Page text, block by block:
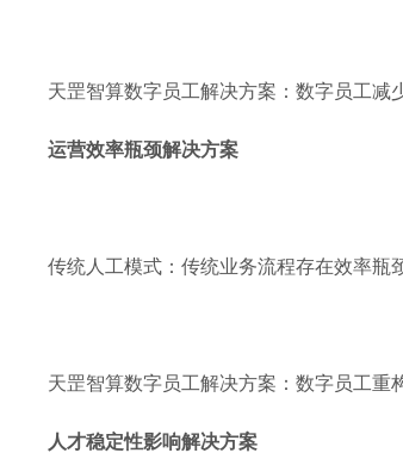
天罡智算数字员工解决方案：数字员工减
运营效率瓶颈解决方案
传统人工模式：传统业务流程存在效率瓶
天罡智算数字员工解决方案：数字员工重
人才稳定性影响解决方案